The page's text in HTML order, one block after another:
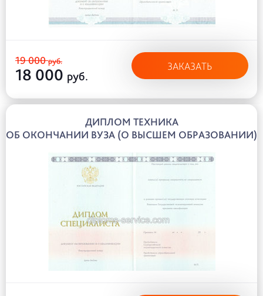
19 000руб.
18 000 руб.
ЗАКАЗАТЬ
ДИПЛОМ ТЕХНИКА
ОБ ОКОНЧАНИИ ВУЗА (О ВЫСШЕМ ОБРАЗОВАНИИ)